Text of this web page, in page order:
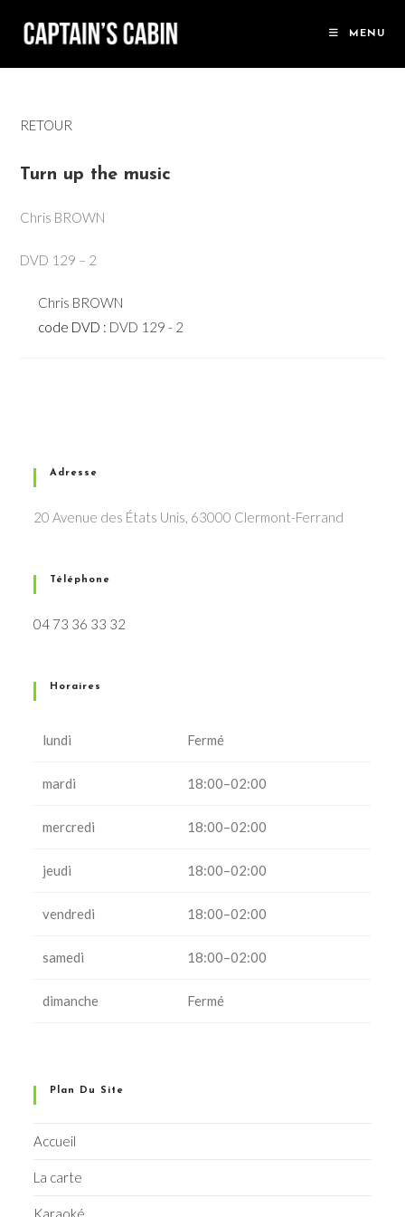
MENU
RETOUR
Turn up the music
Chris BROWN
DVD 129 – 2
Chris BROWN
code DVD : DVD 129 - 2
Adresse
20 Avenue des États Unis, 63000 Clermont-Ferrand
Téléphone
04 73 36 33 32
Horaires
lundi Fermé
mardi 18:00–02:00
mercredi 18:00–02:00
jeudi 18:00–02:00
vendredi 18:00–02:00
samedi 18:00–02:00
dimanche Fermé
Plan Du Site
Accueil
La carte
Karaoké